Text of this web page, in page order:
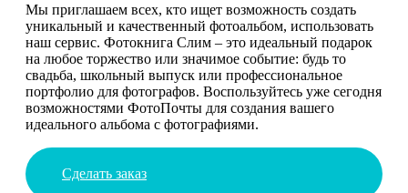
Мы приглашаем всех, кто ищет возможность создать
уникальный и качественный фотоальбом, использовать
наш сервис. Фотокнига Слим – это идеальный подарок
на любое торжество или значимое событие: будь то
свадьба, школьный выпуск или профессиональное
портфолио для фотографов. Воспользуйтесь уже сегодня
возможностями ФотоПочты для создания вашего
идеального альбома с фотографиями.
Сделать заказ